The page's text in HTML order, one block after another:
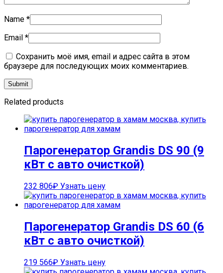
Name *
Email *
Сохранить моё имя, email и адрес сайта в этом
браузере для последующих моих комментариев.
Related products
Парогенератор Grandis DS 90 (9
кВт с авто очисткой)
232 806₽ Узнать цену
Парогенератор Grandis DS 60 (6
кВт с авто очисткой)
219 566₽ Узнать цену